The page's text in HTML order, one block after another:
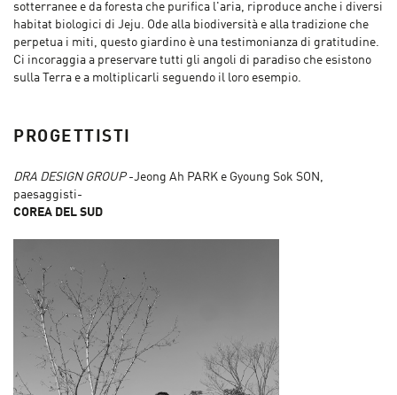
sotterranee e da foresta che purifica l'aria, riproduce anche i diversi
habitat biologici di Jeju. Ode alla biodiversità e alla tradizione che
perpetua i miti, questo giardino è una testimonianza di gratitudine.
Ci incoraggia a preservare tutti gli angoli di paradiso che esistono
sulla Terra e a moltiplicarli seguendo il loro esempio.
PROGETTISTI
DRA DESIGN GROUP-Jeong Ah PARK e Gyoung Sok SON,
paesaggisti-
COREA DEL SUD